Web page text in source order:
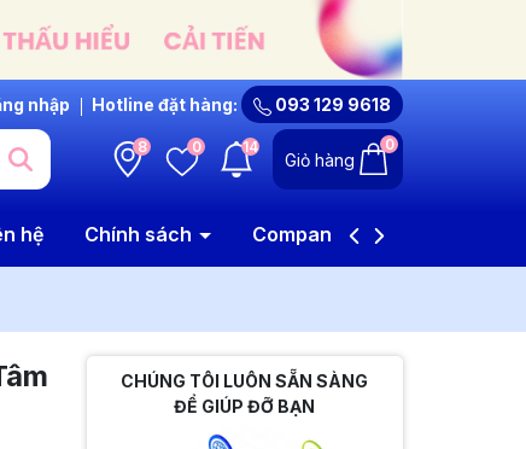
nhập Hotline đặt hàng: 093 129 9618
8 0 14
Giỏ hàng
0
hệ Chính sách Company Profile
CHÚNG TÔI LUÔN SẴN SÀNG
ĐỂ GIÚP ĐỠ BẠN